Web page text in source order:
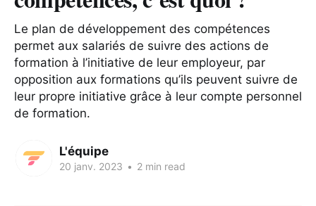
Le plan de développement des compétences
permet aux salariés de suivre des actions de
formation à l’initiative de leur employeur, par
opposition aux formations qu’ils peuvent suivre de
leur propre initiative grâce à leur compte personnel
de formation.
L'équipe
20 janv. 2023 • 2 min read